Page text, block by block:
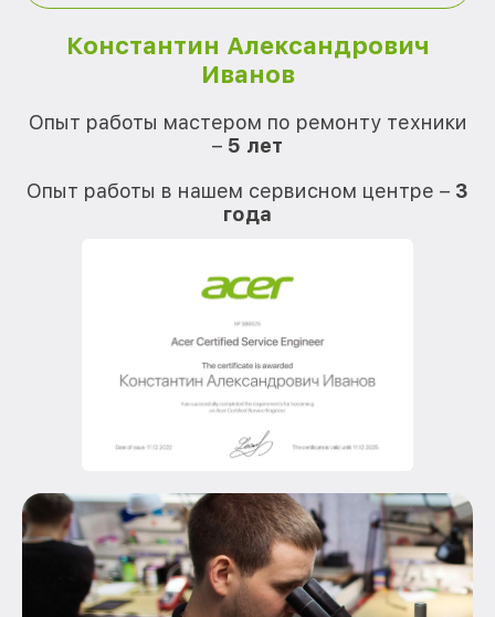
Константин Александрович
Иванов
Опыт работы мастером по ремонту техники
– 5 лет
Опыт работы в нашем сервисном центре – 3
года